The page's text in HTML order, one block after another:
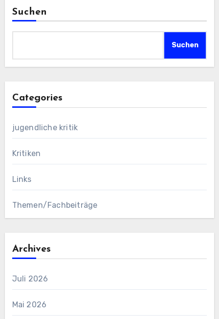
Suchen
Suchen
Categories
jugendliche kritik
Kritiken
Links
Themen/Fachbeiträge
Archives
Juli 2026
Mai 2026